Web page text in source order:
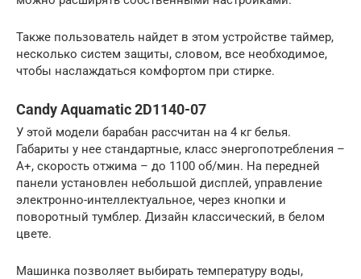
Также пользователь найдет в этом устройстве таймер,
несколько систем защиты, словом, все необходимое,
чтобы наслаждаться комфортом при стирке.
Candy Aquamatic 2D1140-07
У этой модели барабан рассчитан на 4 кг белья.
Габариты у нее стандартные, класс энергопотребления –
A+, скорость отжима – до 1100 об/мин. На передней
панели установлен небольшой дисплей, управление
электронно-интеллектуальное, через кнопки и
поворотный тумблер. Дизайн классический, в белом
цвете.
Машинка позволяет выбирать температуру воды,